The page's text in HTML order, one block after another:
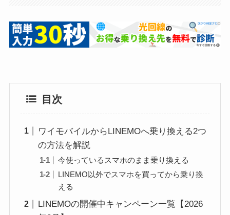
目次
ワイモバイルからLINEMOへ乗り換える2つ
の方法を解説
今使っているスマホのまま乗り換える
LINEMO以外でスマホを買ってから乗り換
える
LINEMOの開催中キャンペーン一覧【2026